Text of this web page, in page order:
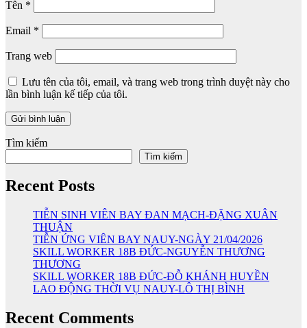
Tên *
Email *
Trang web
Lưu tên của tôi, email, và trang web trong trình duyệt này cho
lần bình luận kế tiếp của tôi.
Tìm kiếm
Tìm kiếm
Recent Posts
TIỄN SINH VIÊN BAY ĐAN MẠCH-ĐẶNG XUÂN
THUẬN
TIỄN ỨNG VIÊN BAY NAUY-NGÀY 21/04/2026
SKILL WORKER 18B ĐỨC-NGUYỄN THƯƠNG
THƯƠNG
SKILL WORKER 18B ĐỨC-ĐỖ KHÁNH HUYỀN
LAO ĐỘNG THỜI VỤ NAUY-LÔ THỊ BÌNH
Recent Comments